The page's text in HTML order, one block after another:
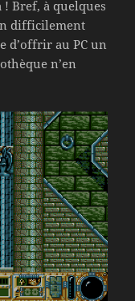
Bref, à quelques
difficilement
d’offrir au PC un
n’en